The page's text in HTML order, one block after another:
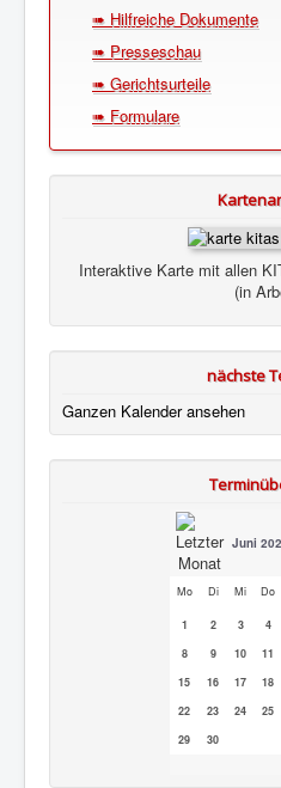
➠ Hilfreiche Dokumente
➠ Presseschau
➠ Gerichtsurteile
➠ Formulare
Interaktive Karte mit allen
(in
nächste
Ganzen Kalender ansehen
Juni
Mo Di Mi Do
1 2 3 4
8
9 10 11
15
16 17 18
22
23 24 25
29
30